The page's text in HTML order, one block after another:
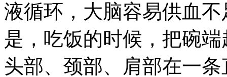
液循环，大脑容易供血
是，吃饭的时候，把碗
头部、颈部、肩部在一